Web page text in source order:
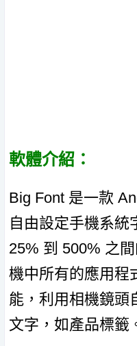
軟體介紹：
Big Font 是一款
自由設定手機系統
25% 到 500% 之
機中所有的應用程
能，利用相機鏡頭
文字，如產品標籤